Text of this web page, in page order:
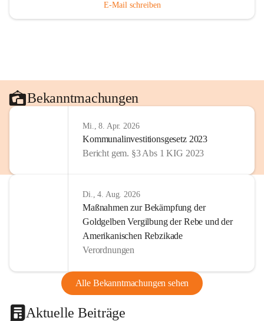
E-Mail schreiben
Bekanntmachungen
Mi., 8. Apr. 2026
Kommunalinvestitionsgesetz 2023
Bericht gem. §3 Abs 1 KIG 2023
Di., 4. Aug. 2026
Maßnahmen zur Bekämpfung der
Goldgelben Vergilbung der Rebe und der
Amerikanischen Rebzikade
Verordnungen
Alle Bekanntmachungen sehen
Aktuelle Beiträge